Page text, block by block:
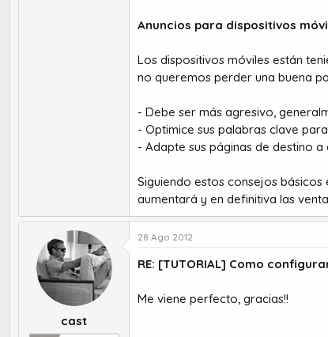
Anuncios para dispositivos
Los dispositivos móviles están
no queremos perder una buena
- Debe ser más agresivo,
- Optimice sus palabras clave
- Adapte sus páginas de destino a
Siguiendo estos consejos
aumentará y en definitiva las
cast
28 Ago 2012
RE: [TUTORIAL] Como
Me viene perfecto, gracias!!